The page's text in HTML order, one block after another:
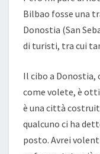
Bilbao fosse una
Donostia (San
di turisti, tra cui
Il cibo a Donostia,
come volete, è
è una città
qualcuno ci ha
posto. Avrei